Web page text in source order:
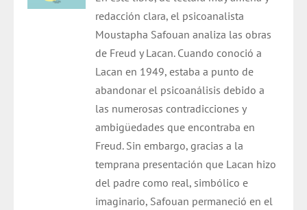
redacción clara, el psicoanalista
Moustapha Safouan analiza las obras
de Freud y Lacan. Cuando conoció a
Lacan en 1949, estaba a punto de
abandonar el psicoanálisis debido a
las numerosas contradicciones y
ambigüedades que encontraba en
Freud. Sin embargo, gracias a la
temprana presentación que Lacan hizo
del padre como real, simbólico e
imaginario, Safouan permaneció en el